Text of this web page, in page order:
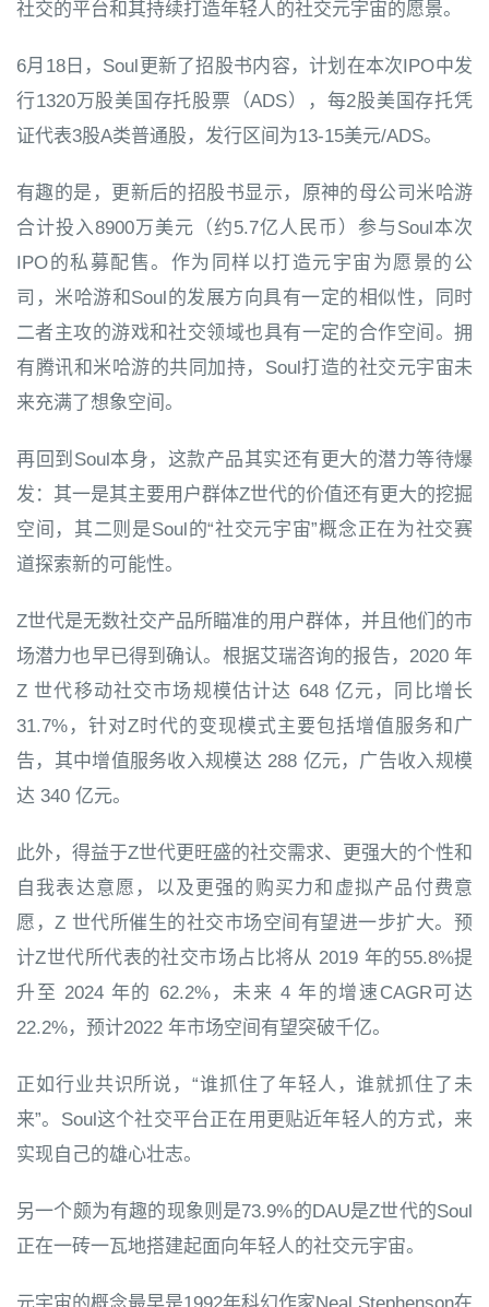
社交的平台和其持续打造年轻人的社交元宇宙的愿景。
6月18日，Soul更新了招股书内容，计划在本次IPO中发
行1320万股美国存托股票（ADS），每2股美国存托凭
证代表3股A类普通股，发行区间为13-15美元/ADS。
有趣的是，更新后的招股书显示，原神的母公司米哈游
合计投入8900万美元（约5.7亿人民币）参与Soul本次
IPO的私募配售。作为同样以打造元宇宙为愿景的公
司，米哈游和Soul的发展方向具有一定的相似性，同时
二者主攻的游戏和社交领域也具有一定的合作空间。拥
有腾讯和米哈游的共同加持，Soul打造的社交元宇宙未
来充满了想象空间。
再回到Soul本身，这款产品其实还有更大的潜力等待爆
发：其一是其主要用户群体Z世代的价值还有更大的挖掘
空间，其二则是Soul的“社交元宇宙”概念正在为社交赛
道探索新的可能性。
Z世代是无数社交产品所瞄准的用户群体，并且他们的市
场潜力也早已得到确认。根据艾瑞咨询的报告，2020 年
Z 世代移动社交市场规模估计达 648 亿元，同比增长
31.7%，针对Z时代的变现模式主要包括增值服务和广
告，其中增值服务收入规模达 288 亿元，广告收入规模
达 340 亿元。
此外，得益于Z世代更旺盛的社交需求、更强大的个性和
自我表达意愿，以及更强的购买力和虚拟产品付费意
愿，Z 世代所催生的社交市场空间有望进一步扩大。预
计Z世代所代表的社交市场占比将从 2019 年的55.8%提
升至 2024 年的 62.2%，未来 4 年的增速CAGR可达
22.2%，预计2022 年市场空间有望突破千亿。
正如行业共识所说，“谁抓住了年轻人，谁就抓住了未
来”。Soul这个社交平台正在用更贴近年轻人的方式，来
实现自己的雄心壮志。
另一个颇为有趣的现象则是73.9%的DAU是Z世代的Soul
正在一砖一瓦地搭建起面向年轻人的社交元宇宙。
元宇宙的概念最早是1992年科幻作家Neal Stephenson在